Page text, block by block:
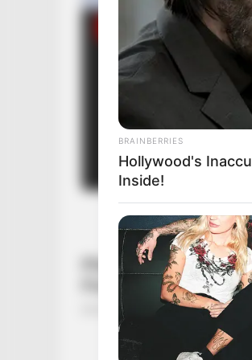
BRAINBERRIES
Hollywood's
Inside!
BRAINBERRIES
Top 10 Pop Divas